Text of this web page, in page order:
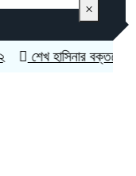
শেখ হাসিনার বক্তব্যে
×